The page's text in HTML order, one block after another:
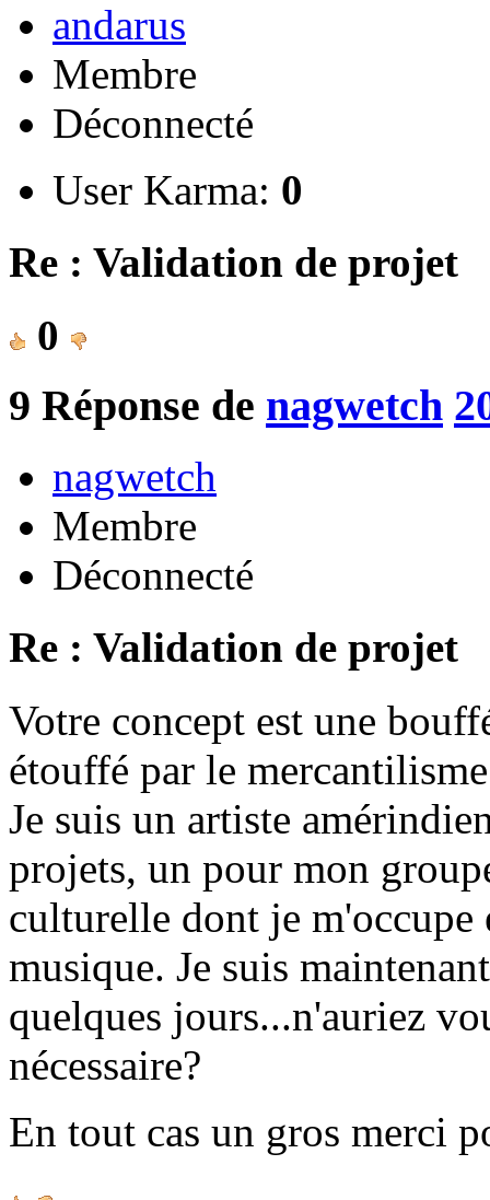
andarus
Membre
Déconnecté
User Karma: 0
Re : Validation de projet
0
9 Réponse de nagwetch
nagwetch
Membre
Déconnecté
Re : Validation de projet
Votre concept est une
étouffé par le
Je suis un artiste
projets, un pour mon
culturelle dont je
musique. Je suis
quelques jours...n'auriez
nécessaire?
En tout cas un gros merci